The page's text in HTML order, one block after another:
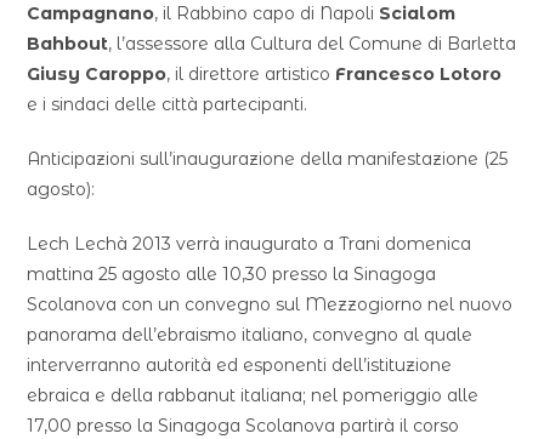
Campagnano, il Rabbino capo di Napoli Scialom
Bahbout, l’assessore alla Cultura del Comune di Barletta
Giusy Caroppo, il direttore artistico Francesco Lotoro
e i sindaci delle città partecipanti.
Anticipazioni sull’inaugurazione della manifestazione (25
agosto):
Lech Lechà 2013 verrà inaugurato a Trani domenica
mattina 25 agosto alle 10,30 presso la Sinagoga
Scolanova con un convegno sul Mezzogiorno nel nuovo
panorama dell’ebraismo italiano, convegno al quale
interverranno autorità ed esponenti dell’istituzione
ebraica e della rabbanut italiana; nel pomeriggio alle
17,00 presso la Sinagoga Scolanova partirà il corso